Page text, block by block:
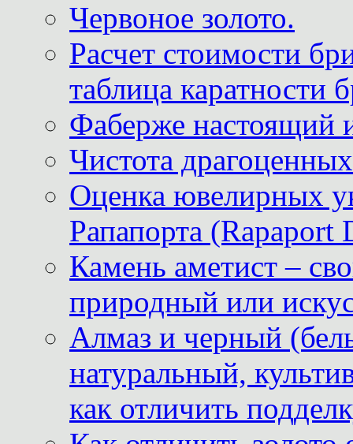
Червоное золото.
Расчет стоимости
таблица каратности
Фаберже настоящий
Чистота
Оценка ювелирных
Рапапорта (Rapaport
Камень аметист –
природный или
Алмаз и черный
натуральный,
как отличить